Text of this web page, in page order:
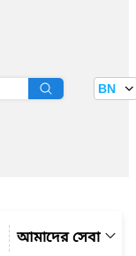
BN
আমাদের সেবা